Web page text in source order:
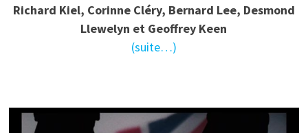
Richard Kiel, Corinne Cléry, Bernard Lee, Desmond
Llewelyn et Geoffrey Keen
(suite…)